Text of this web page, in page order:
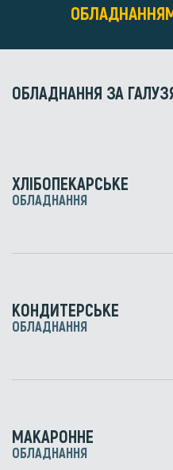
ОБЛАДНАННЯМ
ОБЛАДНАННЯ ЗА
ХЛІБОПЕКАРСЬКЕ
ОБЛАДНАННЯ
КОНДИТЕРСЬКЕ
ОБЛАДНАННЯ
МАКАРОННЕ
ОБЛАДНАННЯ